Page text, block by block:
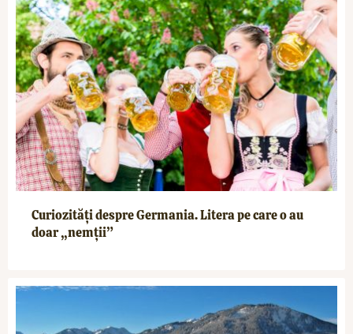
Curiozități despre Germania. Litera pe care o au
doar „nemții”